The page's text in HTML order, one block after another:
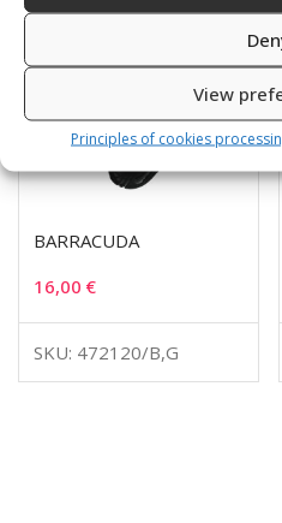
View
Principles of cookies
BARRACUDA
16,00 €
SKU: 472120/B,G